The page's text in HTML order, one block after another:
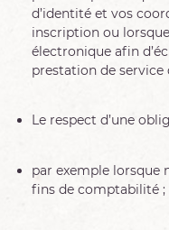
d’identité et vos
inscription ou
électronique afin
prestation de service
Le respect d’une
par exemple lorsque
fins de comptabilité ;